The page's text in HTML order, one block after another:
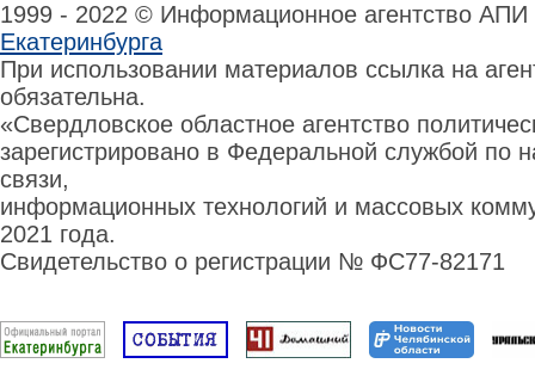
1999 - 2022 © Информационное агентство
Екатеринбурга
При использовании материалов ссылка на
обязательна.
«Свердловское областное агентство
зарегистрировано в Федеральной службой по
связи,
информационных технологий и массовых
2021 года.
Свидетельство о регистрации № ФС77-82171